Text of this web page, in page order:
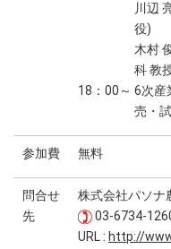
川辺
役)
木村
科 教
18：00～ 6次産
売・
参加費 無料
問合せ
先
株式会社パソナ
03-6734-
URL : http://